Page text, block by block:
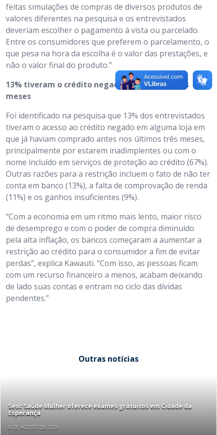
feitas simulações de compras de diversos produtos de
valores diferentes na pesquisa e os entrevistados
deveriam escolher o pagamento à vista ou parcelado.
Entre os consumidores que preferem o parcelamento, o
que pesa na hora da escolha é o valor das prestações, e
não o valor final do produto.”
13% tiveram o crédito negado nos últimos três
meses
Foi identificado na pesquisa que 13% dos entrevistados
tiveram o acesso ao crédito negado em alguma loja em
que já haviam comprado antes nos últimos três meses,
principalmente por estarem inadimplentes ou com o
nome incluído em serviços de proteção ao crédito (67%).
Outras razões para a restrição incluem o fato de não ter
conta em banco (13%), a falta de comprovação de renda
(11%) e os ganhos insuficientes (9%).
“Com a economia em um ritmo mais lento, maior risco
de desemprego e com o poder de compra diminuído
pela alta inflação, os bancos começaram a aumentar a
restrição ao crédito para o consumidor a fim de evitar
perdas”, explica Kawauti. “Com isso, as pessoas ficam
com um recurso financeiro a menos, acabam deixando
de lado suas contas e entram no ciclo das dívidas
pendentes.”
Outras notícias
Sesc Saúde Mulher oferece exames gratuitos em Cidade da
Esperança
8 DE AGOSTO DE 2026